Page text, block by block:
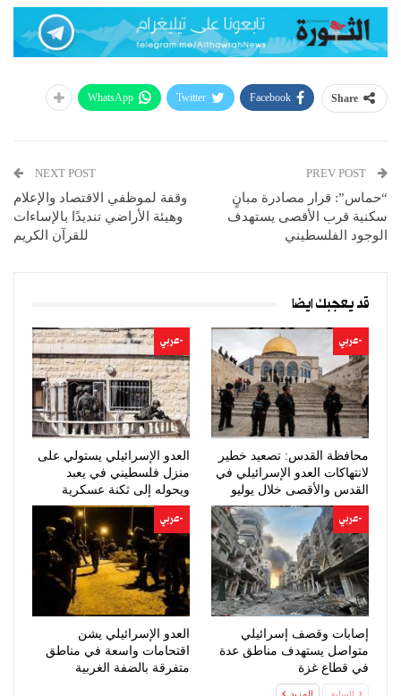
Share
Facebook
Twitter
WhatsApp
“حماس”: قرار مصادرة مبانٍ
سكنية قرب الأقصى يستهدف
الوجود الفلسطيني
NEXT POST
وقفة لموظفي الاقتصاد والإعلام
وهيئة الأراضي تنديدًا بالإساءات
للقرآن الكريم
قد يعجبك ايضا
-عربي
محافظة القدس: تصعيد خطير
لانتهاكات العدو الإسرائيلي في
القدس والأقصى خلال يوليو
-عربي
العدو الإسرائيلي يستولي على
منزل فلسطيني في يعبد
ويحوله إلى ثكنة عسكرية
-عربي
إصابات وقصف إسرائيلي
متواصل يستهدف مناطق عدة
في قطاع غزة
-عربي
العدو الإسرائيلي يشن
اقتحامات واسعة في مناطق
متفرقة بالضفة الغربية